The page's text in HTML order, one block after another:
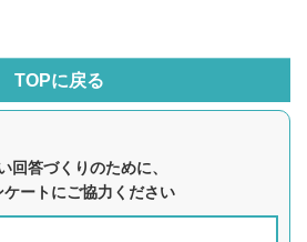
TOPに戻る
回答づくりのために、
ケートにご協力ください